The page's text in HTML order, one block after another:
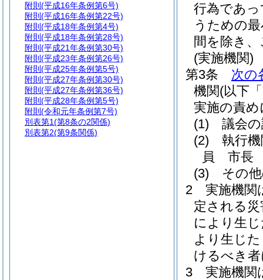
行為であ
うための
間を除き
(実施機関)
第3条
次の
機関(以下
実施の責
(1)
議会
(2)
執行
員 市長
(3)
その
2
実施機関
定される
により生
より生じ
けるべき
3
実施機関
附則 (平成16年条例第6号)
附則 (平成16年条例第22号)
附則 (平成18年条例第4号)
附則 (平成18年条例第28号)
附則 (平成21年条例第30号)
附則 (平成23年条例第26号)
附則 (平成25年条例第5号)
附則 (平成27年条例第30号)
附則 (平成27年条例第36号)
附則 (平成28年条例第5号)
附則 (令和元年条例第7号)
別表第1(第8条の2関係)
別表第2(第9条関係)